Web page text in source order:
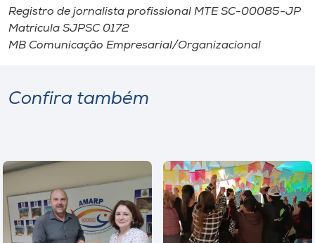
Registro de jornalista profissional MTE SC-00085-JP
Matrícula SJPSC 0172
MB Comunicação Empresarial/Organizacional
Confira também